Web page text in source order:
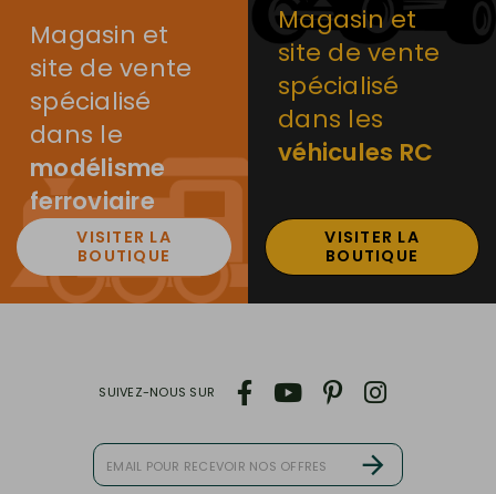
Magasin et
site de vente
spécialisé
dans le
modélisme
ferroviaire
VISITER LA
BOUTIQUE
Magasin et
site de vente
spécialisé
dans les
véhicules RC
VISITER LA
BOUTIQUE
SUIVEZ-NOUS SUR